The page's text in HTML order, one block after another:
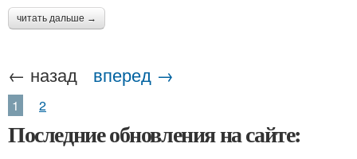
читать дальше →
← назад вперед →
1 2
Последние обновления на сайте: